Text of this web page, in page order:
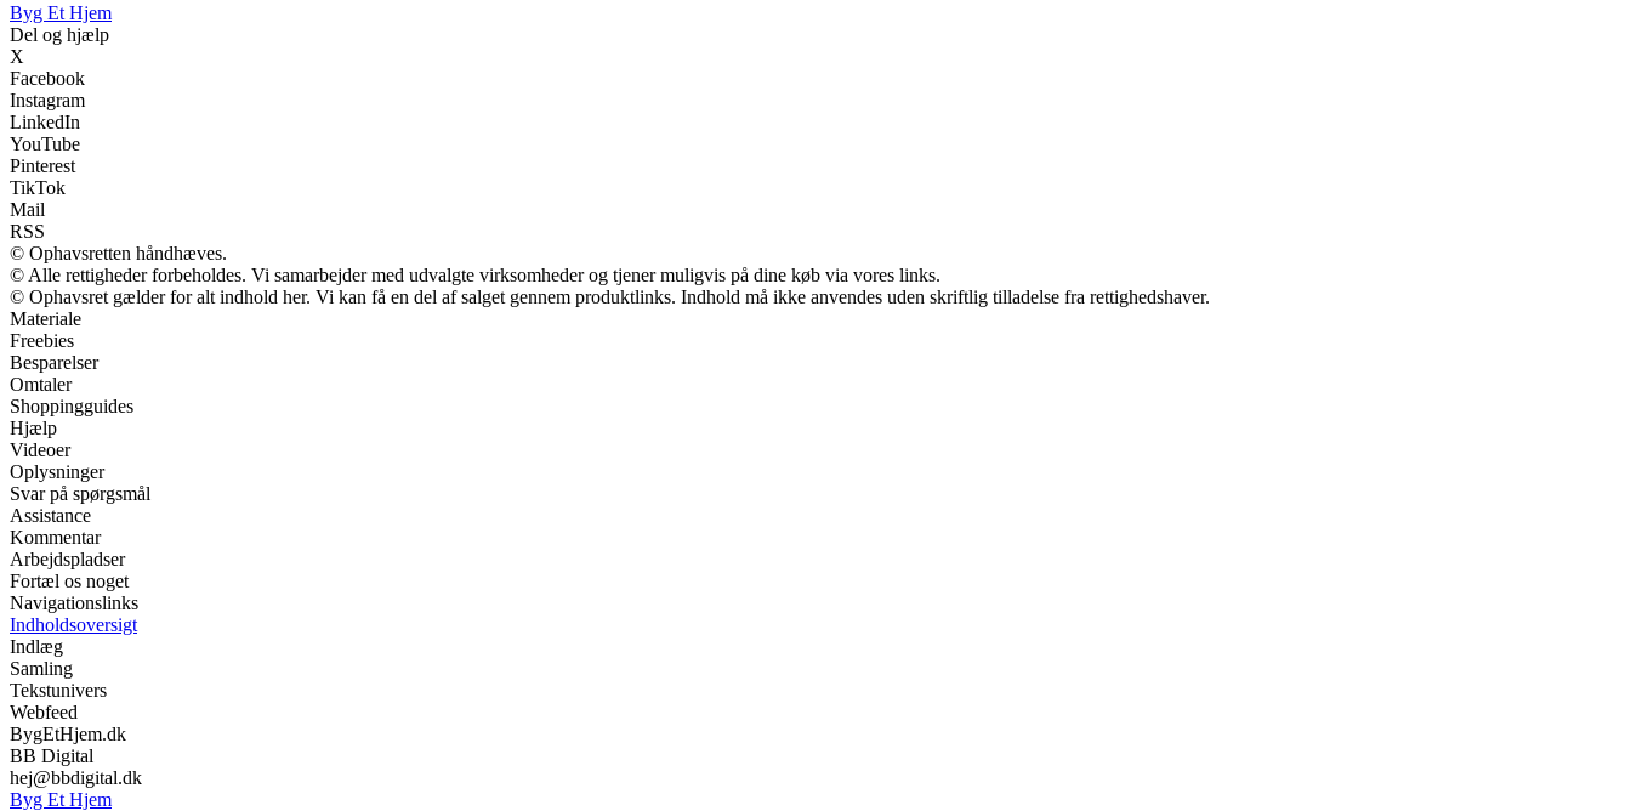
Byg Et Hjem
Del og hjælp
X
Facebook
Instagram
LinkedIn
YouTube
Pinterest
TikTok
Mail
RSS
© Ophavsretten håndhæves.
© Alle rettigheder forbeholdes. Vi samarbejder med udvalgte virksomheder og tjener muligvis på dine køb via vores links.
© Ophavsret gælder for alt indhold her. Vi kan få en del af salget gennem produktlinks. Indhold må ikke anvendes uden skriftlig tilladelse fra rettighedshaver.
Materiale
Freebies
Besparelser
Omtaler
Shoppingguides
Hjælp
Videoer
Oplysninger
Svar på spørgsmål
Assistance
Kommentar
Arbejdspladser
Fortæl os noget
Navigationslinks
Indholdsoversigt
Indlæg
Samling
Tekstunivers
Webfeed
BygEtHjem.dk
BB Digital
hej@bbdigital.dk
Byg Et Hjem